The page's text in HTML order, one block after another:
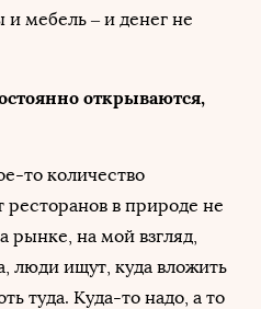
мебель – и денег не
открываются,
то количество
ресторанов в природе не
рынке, на мой взгляд,
люди ищут, куда вложить
туда. Куда-то надо, а то